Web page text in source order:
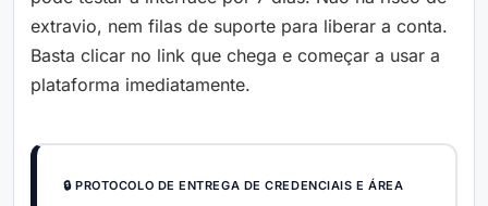
extravio, nem filas de suporte para liberar a conta.
Basta clicar no link que chega e começar a usar a
plataforma imediatamente.
🔒 PROTOCOLO DE ENTREGA DE CREDENCIAIS E ÁREA